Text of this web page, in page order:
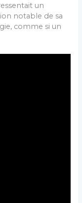
un
notable de sa
comme si un